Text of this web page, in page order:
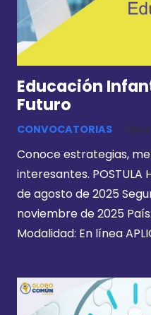
Educación
Futuro
CONVOCATORIAS
Conoce estrategias,
interesantes. POSTULA
de agosto de 2025
noviembre de 2025
Modalidad: En línea